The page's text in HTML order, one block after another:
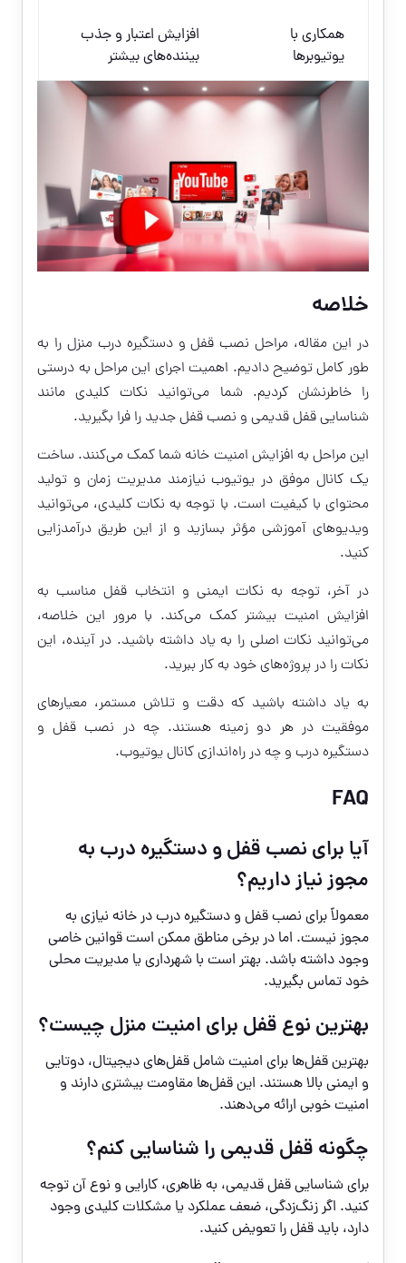
همکاری با
یوتیوبرها
افزایش اعتبار و جذب
بیننده‌های بیشتر
خلاصه
در این مقاله، مراحل نصب قفل و دستگیره درب منزل را به
طور کامل توضیح دادیم. اهمیت اجرای این مراحل به درستی
را خاطرنشان کردیم. شما می‌توانید نکات کلیدی مانند
شناسایی قفل قدیمی و نصب قفل جدید را فرا بگیرید.
این مراحل به افزایش امنیت خانه شما کمک می‌کنند. ساخت
یک کانال موفق در یوتیوب نیازمند مدیریت زمان و تولید
محتوای با کیفیت است. با توجه به نکات کلیدی، می‌توانید
ویدیوهای آموزشی مؤثر بسازید و از این طریق درآمدزایی
کنید.
در آخر، توجه به نکات ایمنی و انتخاب قفل مناسب به
افزایش امنیت بیشتر کمک می‌کند. با مرور این خلاصه،
می‌توانید نکات اصلی را به یاد داشته باشید. در آینده، این
نکات را در پروژه‌های خود به کار ببرید.
به یاد داشته باشید که دقت و تلاش مستمر، معیارهای
موفقیت در هر دو زمینه هستند. چه در نصب قفل و
دستگیره درب و چه در راه‌اندازی کانال یوتیوب.
FAQ
آیا برای نصب قفل و دستگیره درب به
مجوز نیاز داریم؟
معمولاً برای نصب قفل و دستگیره درب در خانه نیازی به
مجوز نیست. اما در برخی مناطق ممکن است قوانین خاصی
وجود داشته باشد. بهتر است با شهرداری یا مدیریت محلی
خود تماس بگیرید.
بهترین نوع قفل برای امنیت منزل چیست؟
بهترین قفل‌ها برای امنیت شامل قفل‌های دیجیتال، دوتایی
و ایمنی بالا هستند. این قفل‌ها مقاومت بیشتری دارند و
امنیت خوبی ارائه می‌دهند.
چگونه قفل قدیمی را شناسایی کنم؟
برای شناسایی قفل قدیمی، به ظاهری، کارایی و نوع آن توجه
کنید. اگر زنگ‌زدگی، ضعف عملکرد یا مشکلات کلیدی وجود
دارد، باید قفل را تعویض کنید.